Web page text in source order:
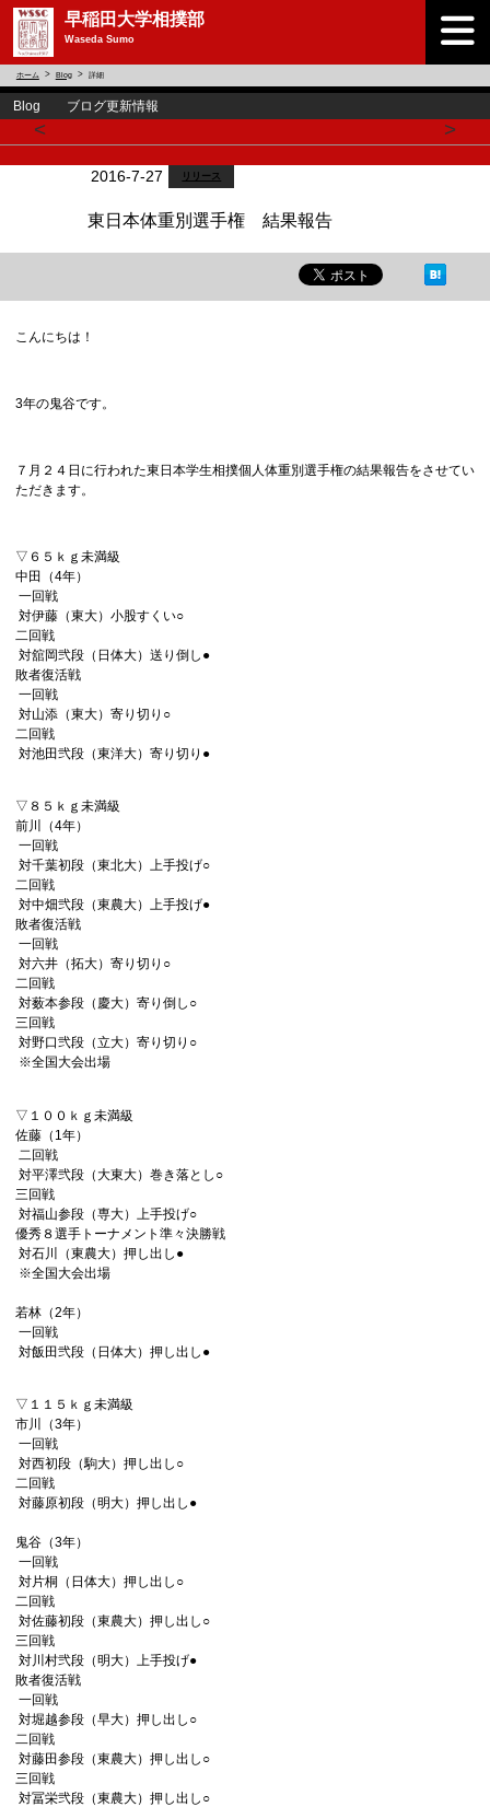
早稲田大学相撲部
Waseda Sumo
ホーム Blog 詳細
Blog ブログ更新情報
< >
2016-7-27 リリース
東日本体重別選手権 結果報告
こんにちは！
3年の鬼谷です。
７月２４日に行われた東日本学生相撲個人体重別選手権の結果報告をさせてい
ただきます。
▽６５ｋｇ未満級
中田（4年）
一回戦
対伊藤（東大）小股すくい○
二回戦
対舘岡弐段（日体大）送り倒し●
敗者復活戦
一回戦
対山添（東大）寄り切り○
二回戦
対池田弐段（東洋大）寄り切り●
▽８５ｋｇ未満級
前川（4年）
一回戦
対千葉初段（東北大）上手投げ○
二回戦
対中畑弐段（東農大）上手投げ●
敗者復活戦
一回戦
対六井（拓大）寄り切り○
二回戦
対薮本参段（慶大）寄り倒し○
三回戦
対野口弐段（立大）寄り切り○
※全国大会出場
▽１００ｋｇ未満級
佐藤（1年）
二回戦
対平澤弐段（大東大）巻き落とし○
三回戦
対福山参段（専大）上手投げ○
優秀８選手トーナメント準々決勝戦
対石川（東農大）押し出し●
※全国大会出場
若林（2年）
一回戦
対飯田弐段（日体大）押し出し●
▽１１５ｋｇ未満級
市川（3年）
一回戦
対西初段（駒大）押し出し○
二回戦
対藤原初段（明大）押し出し●
鬼谷（3年）
一回戦
対片桐（日体大）押し出し○
二回戦
対佐藤初段（東農大）押し出し○
三回戦
対川村弐段（明大）上手投げ●
敗者復活戦
一回戦
対堀越参段（早大）押し出し○
二回戦
対藤田参段（東農大）押し出し○
三回戦
対冨栄弐段（東農大）押し出し○